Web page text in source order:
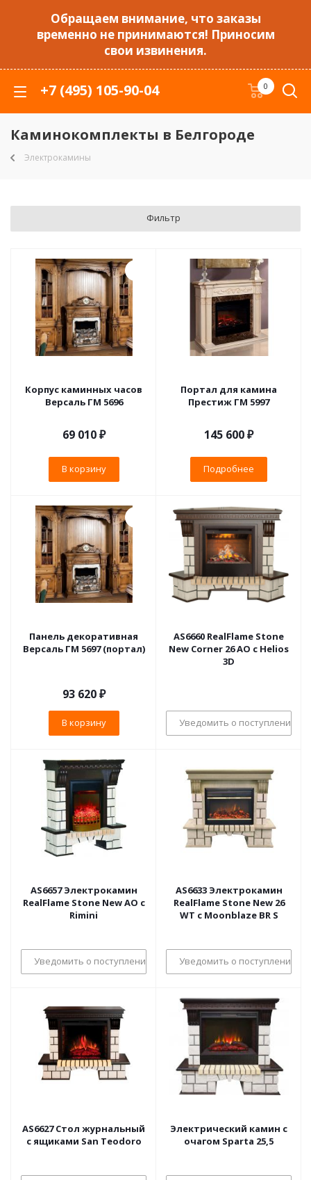
Обращаем внимание, что заказы
временно не принимаются! Приносим
свои извинения.
+7 (495) 105-90-04 0
Каминокомплекты в Белгороде
Электрокамины
Фильтр
Корпус каминных часов
Версаль ГМ 5696
69 010₽
В корзину
Портал для камина
Престиж ГМ 5997
145 600 ₽
Подробнее
Панель декоративная
Версаль ГМ 5697 (портал)
93 620₽
В корзину
AS6660 RealFlame Stone
New Corner 26 AO с Helios
3D
Уведомить о поступлении
AS6657 Электрокамин
RealFlame Stone New AO с
Rimini
Уведомить о поступлении
AS6633 Электрокамин
RealFlame Stone New 26
WT с Moonblaze BR S
Уведомить о поступлении
AS6627 Стол журнальный
с ящиками San Teodoro
Электрический камин с
очагом Sparta 25,5